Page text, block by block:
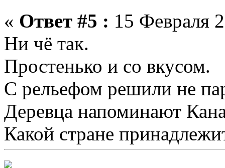
« Ответ #5 : 15 Февраля
Ни чё так.
Простенько и со вкусом.
С рельефом решили не
Деревца напоминают
Какой стране